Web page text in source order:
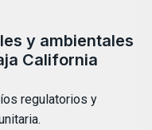
y ambientales
California
regulatorios y